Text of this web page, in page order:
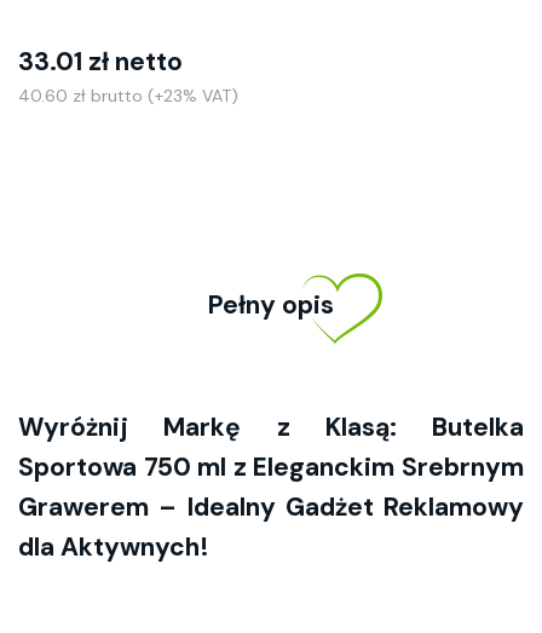
33.01 zł netto
40.60 zł brutto (+23% VAT)
Pełny opis
Wyróżnij Markę z Klasą: Butelka
Sportowa 750 ml z Eleganckim Srebrnym
Grawerem – Idealny Gadżet Reklamowy
dla Aktywnych!